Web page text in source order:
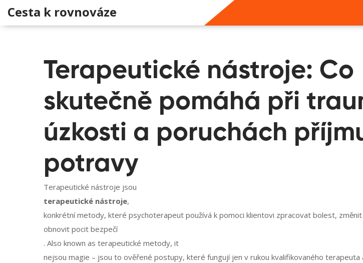
Cesta k rovnováze
Terapeutické nástroje: Co
skutečně pomáhá při
úzkosti a poruchách
potravy
Terapeutické nástroje jsou
terapeutické nástroje,
konkrétní metody, které psychoterapeut používá k pomoci klientovi zpracovat bolest,
obnovit pocit bezpečí
. Also known as terapeutické metody, it
nejsou magie – jsou to ověřené postupy, které fungují jen v rukou kvalifikovaného terapeuta